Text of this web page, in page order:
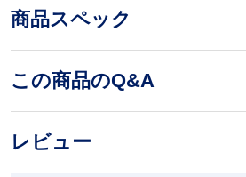
商品スペック
この商品のQ&A
レビュー